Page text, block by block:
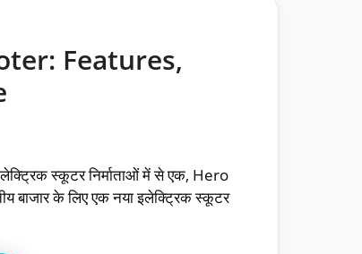
Features,
स्कूटर निर्माताओं में से एक, Hero
बाजार के लिए एक नया इलेक्ट्रिक स्कूटर